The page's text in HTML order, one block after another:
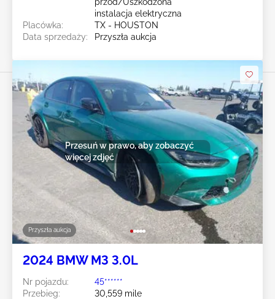
instalacja elektryczna
Placówka:
TX - HOUSTON
Data sprzedaży:
Przyszła aukcja
Przyszła aukcja
Przesuń w prawo, aby zobaczyć
więcej zdjęć
2024 BMW M3 3.0L
Nr pojazdu:
45******
Przebieg:
30,559 mile